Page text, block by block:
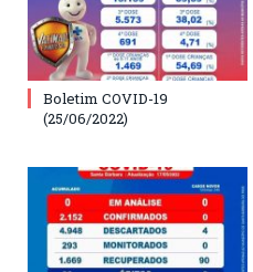
Boletim COVID-19
(25/06/2022)